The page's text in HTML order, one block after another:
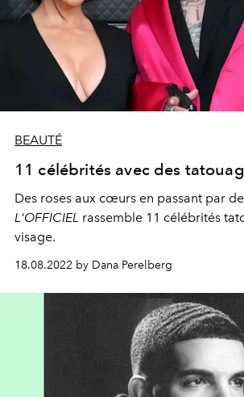
BEAUTÉ
11 célébrités avec des
Des roses aux cœurs en passant par
L'OFFICIEL rassemble 11 célébrités
visage.
18.08.2022 by Dana Perelberg